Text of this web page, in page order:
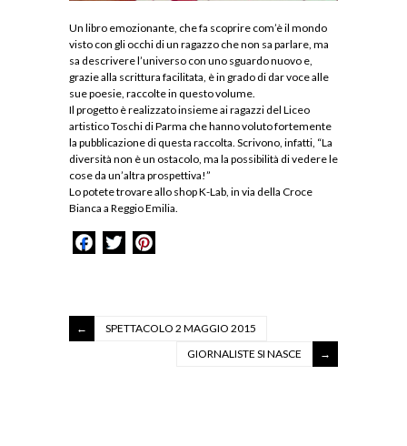
Un libro emozionante, che fa scoprire com’è il mondo
visto con gli occhi di un ragazzo che non sa parlare, ma
sa descrivere l’universo con uno sguardo nuovo e,
grazie alla scrittura facilitata, è in grado di dar voce alle
sue poesie, raccolte in questo volume.
Il progetto è realizzato insieme ai ragazzi del Liceo
artistico Toschi di Parma che hanno voluto fortemente
la pubblicazione di questa raccolta. Scrivono, infatti, “La
diversità non è un ostacolo, ma la possibilità di vedere le
cose da un’altra prospettiva!”
Lo potete trovare allo shop K-Lab, in via della Croce
Bianca a Reggio Emilia.
Facebook
Twitter
SPETTACOLO 2 MAGGIO 2015
GIORNALISTE SI NASCE